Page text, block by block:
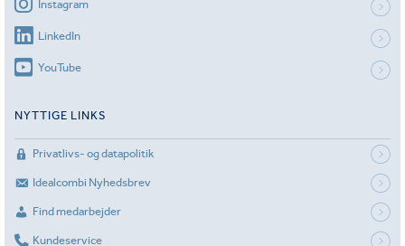
Instagram
LinkedIn
YouTube
NYTTIGE LINKS
Privatlivs- og datapolitik
Idealcombi Nyhedsbrev
Find medarbejder
Kundeservice